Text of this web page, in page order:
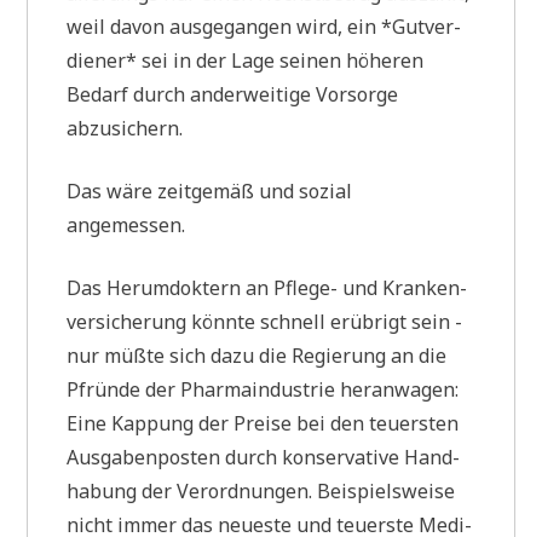
0
0
]
weil davon aus­ge­gan­gen wird, ein *Gut­ver­
die­ner* sei in der Lage sei­nen höhe­ren
Bedarf durch ander­wei­ti­ge Vor­sor­ge
abzusichern.
Das wäre zeit­ge­mäß und sozi­al
angemessen.
Das Her­um­dok­tern an Pfle­ge- und Kran­ken­
ver­si­che­rung könn­te schnell erüb­rigt sein -
nur müß­te sich dazu die Regie­rung an die
Pfrün­de der Phar­ma­in­du­strie her­an­wa­gen:
Eine Kap­pung der Prei­se bei den teu­er­sten
Aus­ga­ben­po­sten durch kon­ser­va­ti­ve Hand­
ha­bung der Ver­ord­nun­gen. Bei­spiels­wei­se
nicht immer das neue­ste und teu­er­ste Medi­